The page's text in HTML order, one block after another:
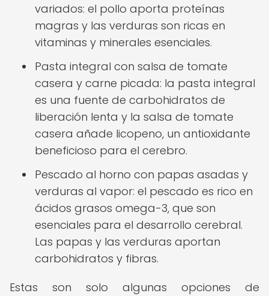
variados: el pollo aporta proteínas
magras y las verduras son ricas en
vitaminas y minerales esenciales.
Pasta integral con salsa de tomate
casera y carne picada: la pasta integral
es una fuente de carbohidratos de
liberación lenta y la salsa de tomate
casera añade licopeno, un antioxidante
beneficioso para el cerebro.
Pescado al horno con papas asadas y
verduras al vapor: el pescado es rico en
ácidos grasos omega-3, que son
esenciales para el desarrollo cerebral.
Las papas y las verduras aportan
carbohidratos y fibras.
Estas son solo algunas opciones de